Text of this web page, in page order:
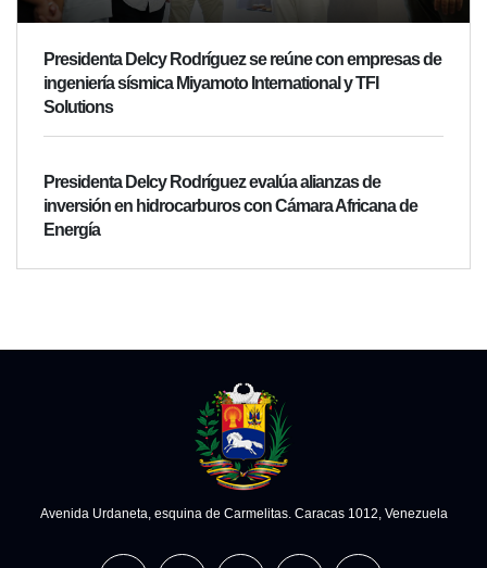
Presidenta Delcy Rodríguez se reúne con empresas de
ingeniería sísmica Miyamoto International y TFI
Solutions
Presidenta Delcy Rodríguez evalúa alianzas de
inversión en hidrocarburos con Cámara Africana de
Energía
Avenida Urdaneta, esquina de Carmelitas. Caracas 1012, Venezuela